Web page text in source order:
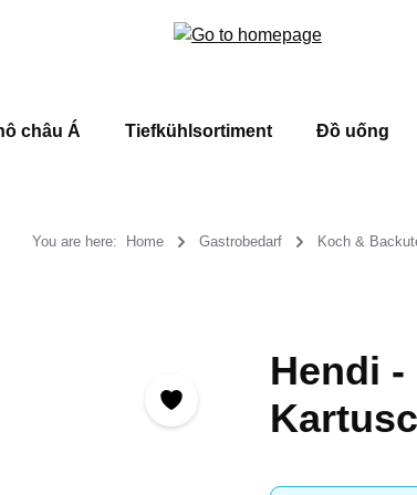
châu Á Tiefkühlsortiment Đồ uống
You are here: Home Gastrobedarf Koch &
Hendi